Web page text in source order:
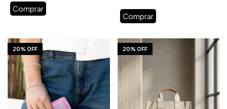
Comprar
1/10
20% OFF 1/6
20% OFF